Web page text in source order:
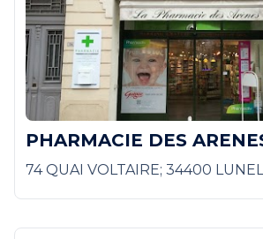
PHARMACIE DES
74 QUAI VOLTAIRE; 34400 LUNEL